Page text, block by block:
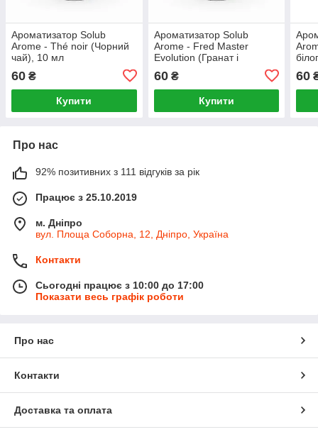
Ароматизатор Solub
Arome - Thé noir (Чорний
чай), 10 мл
60 ₴
Купити
Ароматизатор Solub
Arome - Fred Master
Evolution (Гранат і
60₴
Купити
60
Про нас
92% позитивних з 111 відгуків за рік
Працює з 25.10.2019
м. Дніпро
вул. Площа Соборна, 12, Дніпро, Україна
Контакти
Сьогодні працює з 10:00 до 17:00
Показати весь графік роботи
Про нас
Контакти
Доставка та оплата